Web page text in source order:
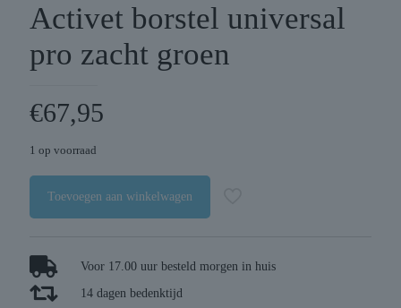
Activet borstel universal
pro zacht groen
€67,95
1 op voorraad
Toevoegen aan winkelwagen
Voor 17.00 uur besteld morgen in huis
14 dagen bedenktijd